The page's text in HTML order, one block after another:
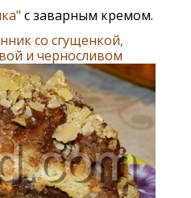
с заварным кремом.
со сгущенкой,
и черносливом